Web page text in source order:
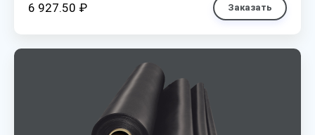
6 927.50 ₽ Заказать